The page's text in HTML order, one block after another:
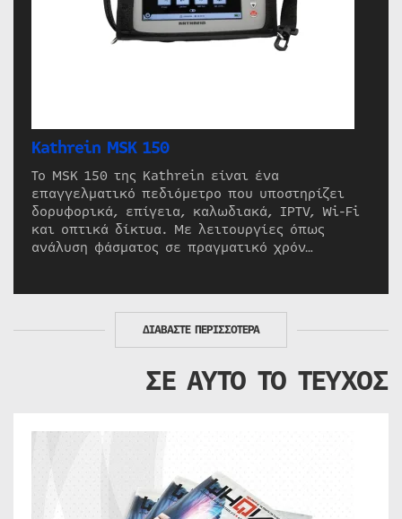
Kathrein MSK 150
Το MSK 150 της Kathrein είναι ένα
επαγγελματικό πεδιόμετρο που υποστηρίζει
δορυφορικά, επίγεια, καλωδιακά, IPTV, Wi-Fi
και οπτικά δίκτυα. Με λειτουργίες όπως
ανάλυση φάσματος σε πραγματικό χρόν…
ΔΙΑΒΑΣΤΕ ΠΕΡΙΣΣΟΤΕΡΑ
ΣΕ ΑΥΤΟ ΤΟ ΤΕΥΧΟΣ